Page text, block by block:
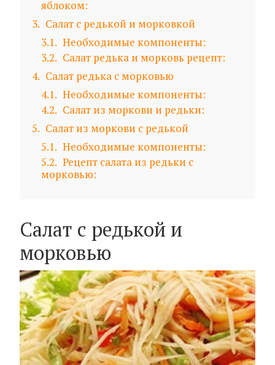
яблоком:
3
Салат с редькой и морковкой
3.1
Необходимые компоненты:
3.2
Салат редька и морковь рецепт:
4
Салат редька с морковью
4.1
Необходимые компоненты:
4.2
Салат из моркови и редьки:
5
Салат из моркови с редькой
5.1
Необходимые компоненты:
5.2
Рецепт салата из редьки с
морковью:
Салат с редькой и
морковью